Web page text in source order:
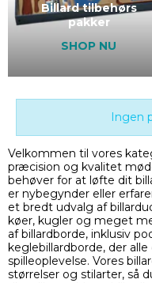
Billard tilbehørs
pakker
SHOP NU
Ingen
Velkommen til vores
præcision og kvalitet
behøver for at løfte dit
er nybegynder eller
et bredt udvalg af
køer, kugler og meget
af billardborde, inklusiv
keglebillardborde, der
spilleoplevelse. Vores
størrelser og stilarter, så